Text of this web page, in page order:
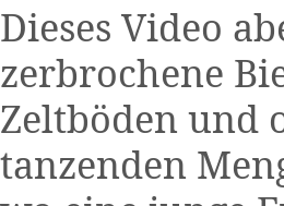
Dieses Video
zerbrochene
Zeltböden und
tanzenden